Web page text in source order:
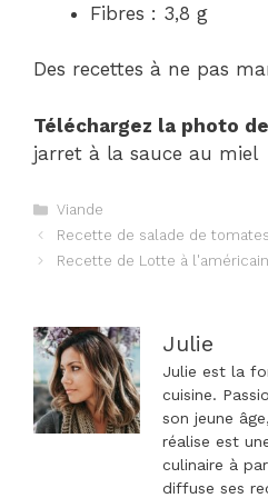
Fibres : 3,8 g
Des recettes à ne pas
Téléchargez la photo
jarret à la sauce au miel
Catégories
Viande
Navigation
Recette de salade de
Recette de Lotte à
Julie
Julie est la
cuisine.
son jeune
réalise est
culinaire à
diffuse ses